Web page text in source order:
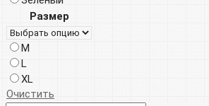
Размер
M
L
XL
Очистить